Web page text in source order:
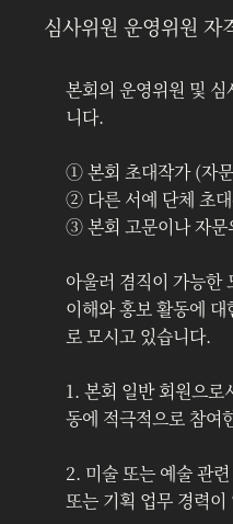
심사위원 운영위원 자
본회의 운영위원 및
니다.
② 다른 서예 단체 초
③ 본회 고문이나 자문
아울러 겸직이 가능한
이해와 홍보 활동에
로 모시고 있습니다.
1. 본회 일반 회원으로
동에 적극적으로 참여
2. 미술 또는 예술 관
또는 기획 업무 경력이